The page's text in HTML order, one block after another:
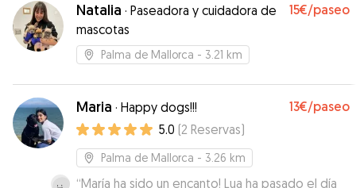
Natalia · Paseadora y cuidadora de
mascotas
15€/paseo
Palma de Mallorca - 3.21 km
Maria · Happy dogs!!! 13€/paseo
5.0 (2 Reservas)
Palma de Mallorca - 3.26 km
“María ha sido un encanto! Lua ha pasado el día